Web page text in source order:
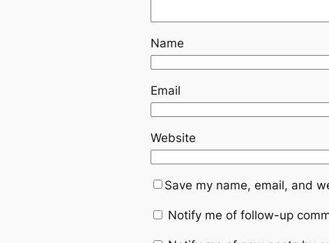
Name
Email
Website
Save my name, email, and
Notify me of follow-up